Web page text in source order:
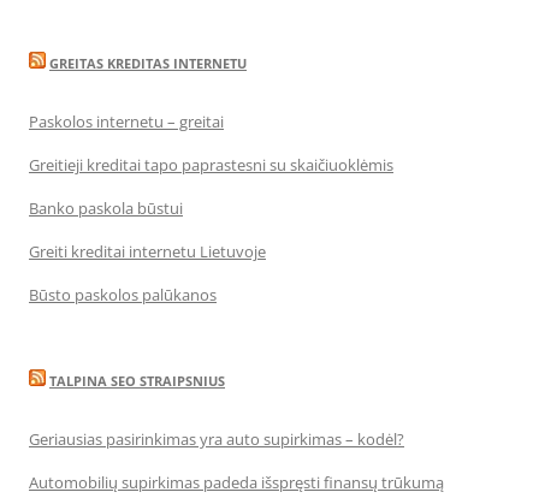
GREITAS KREDITAS INTERNETU
Paskolos internetu – greitai
Greitieji kreditai tapo paprastesni su skaičiuoklėmis
Banko paskola būstui
Greiti kreditai internetu Lietuvoje
Būsto paskolos palūkanos
TALPINA SEO STRAIPSNIUS
Geriausias pasirinkimas yra auto supirkimas – kodėl?
Automobilių supirkimas padeda išspręsti finansų trūkumą